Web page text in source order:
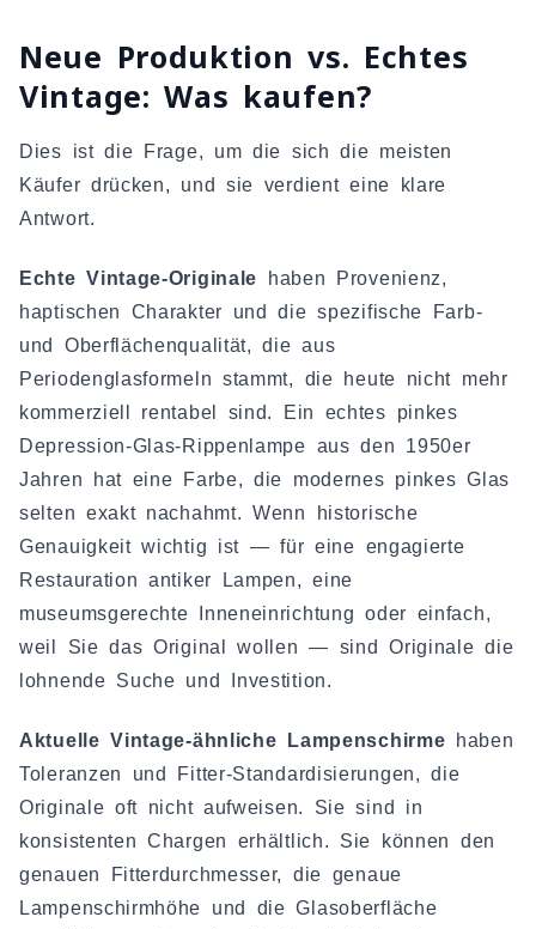
Neue Produktion vs. Echtes
Vintage: Was kaufen?
Dies ist die Frage, um die sich die meisten
Käufer drücken, und sie verdient eine klare
Antwort.
Echte Vintage-Originale haben Provenienz,
haptischen Charakter und die spezifische Farb-
und Oberflächenqualität, die aus
Periodenglasformeln stammt, die heute nicht mehr
kommerziell rentabel sind. Ein echtes pinkes
Depression-Glas-Rippenlampe aus den 1950er
Jahren hat eine Farbe, die modernes pinkes Glas
selten exakt nachahmt. Wenn historische
Genauigkeit wichtig ist — für eine engagierte
Restauration antiker Lampen, eine
museumsgerechte Inneneinrichtung oder einfach,
weil Sie das Original wollen — sind Originale die
lohnende Suche und Investition.
Aktuelle Vintage-ähnliche Lampenschirme haben
Toleranzen und Fitter-Standardisierungen, die
Originale oft nicht aufweisen. Sie sind in
konsistenten Chargen erhältlich. Sie können den
genauen Fitterdurchmesser, die genaue
Lampenschirmhöhe und die Glasoberfläche